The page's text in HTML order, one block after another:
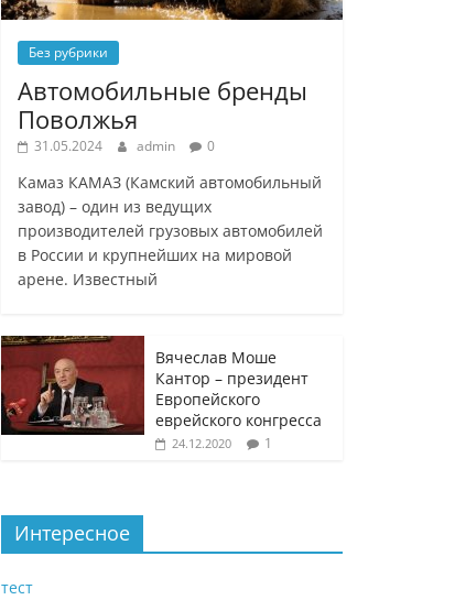
Без рубрики
Автомобильные бренды
Поволжья
31.05.2024 admin 0
Камаз КАМАЗ (Камский автомобильный
завод) – один из ведущих
производителей грузовых автомобилей
в России и крупнейших на мировой
арене. Известный
Вячеслав Моше
Кантор – президент
Европейского
еврейского конгресса
24.12.2020 1
Интересное
тест